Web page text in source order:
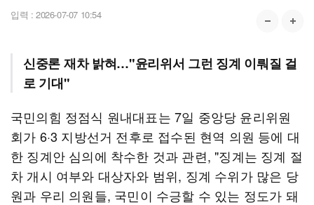
입력 : 2026-07-07 10:54
신중론 재차 밝혀…"윤리위서 그런 징계 이뤄질 걸
로 기대"
국민의힘 정점식 원내대표는 7일 중앙당 윤리위원
회가 6·3 지방선거 전후로 접수된 현역 의원 등에 대
한 징계안 심의에 착수한 것과 관련, "징계는 징계 절
차 개시 여부와 대상자와 범위, 징계 수위가 많은 당
원과 우리 의원들, 국민이 수긍할 수 있는 정도가 돼